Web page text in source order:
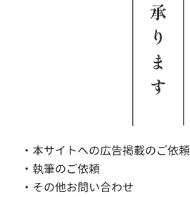
・本サイトへの広告掲載のご依頼
・執筆のご依頼
・その他お問い合わせ